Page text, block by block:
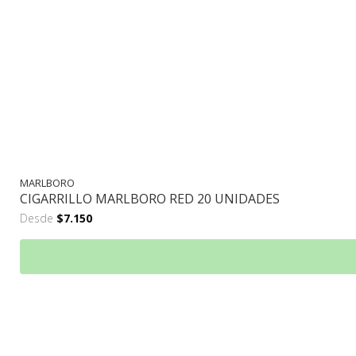
MARLBORO
CIGARRILLO MARLBORO RED 20 UNIDADES
Desde $7.150